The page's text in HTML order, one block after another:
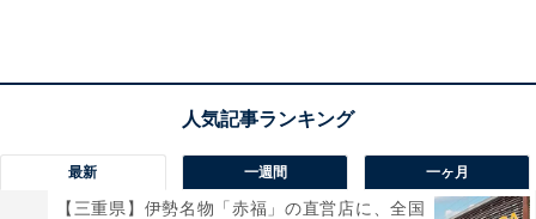
さっと取り出しやすい便利サイズ！ まめきち＆つ
ぶきちの刺しゅうがかわいいデイリーポーチ
最新 一週間 一ヶ月
【三重県】伊勢名物「赤福」の直営店に、全国